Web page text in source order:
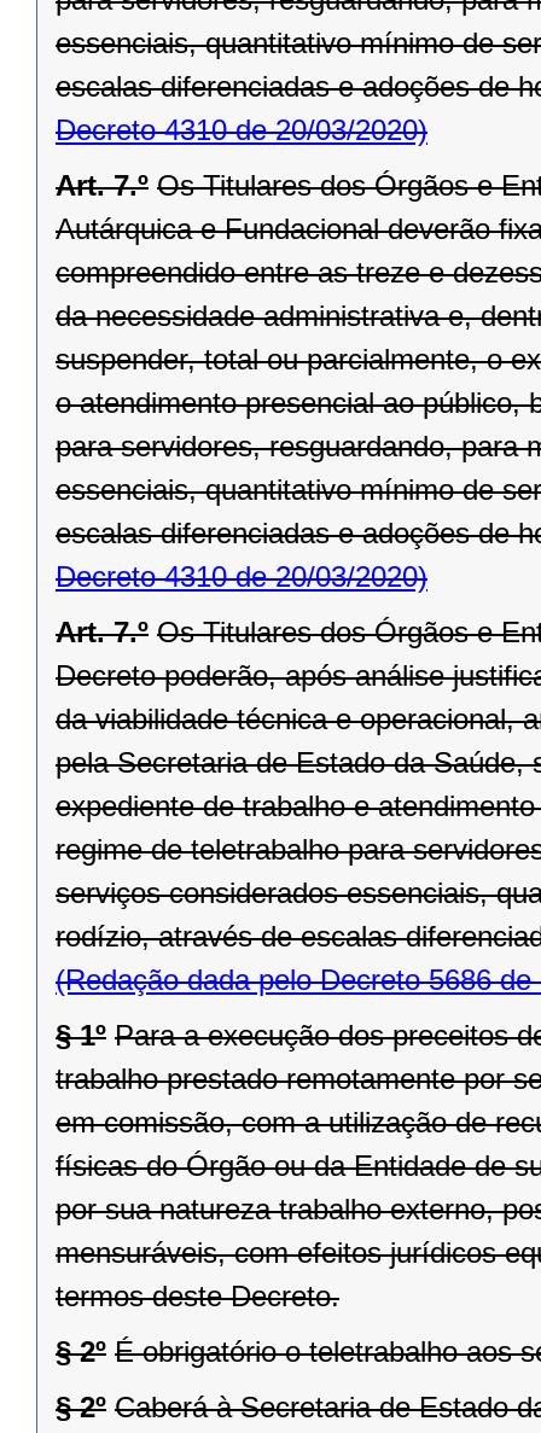
essenciais, quantitativo mínimo de
escalas diferenciadas e adoções de
Decreto 4310 de 20/03/2020)
Art. 7.º Os Titulares dos Órgãos e
Autárquica e Fundacional deverão
compreendido entre as treze e
da necessidade administrativa e,
suspender, total ou parcialmente, o
o atendimento presencial ao público,
para servidores, resguardando, para
essenciais, quantitativo mínimo de
escalas diferenciadas e adoções de
Decreto 4310 de 20/03/2020)
Art. 7.º Os Titulares dos Órgãos e
Decreto poderão, após análise
da viabilidade técnica e operacional,
pela Secretaria de Estado da
expediente de trabalho e
regime de teletrabalho para
serviços considerados essenciais,
rodízio, através de escalas
(Redação dada pelo Decreto 5686 de
§ 1º Para a execução dos preceitos
trabalho prestado remotamente por
em comissão, com a utilização de
físicas do Órgão ou da Entidade de
por sua natureza trabalho externo,
mensuráveis, com efeitos jurídicos
termos deste Decreto.
§ 2º É obrigatório o teletrabalho aos
§ 2º Caberá à Secretaria de Estado